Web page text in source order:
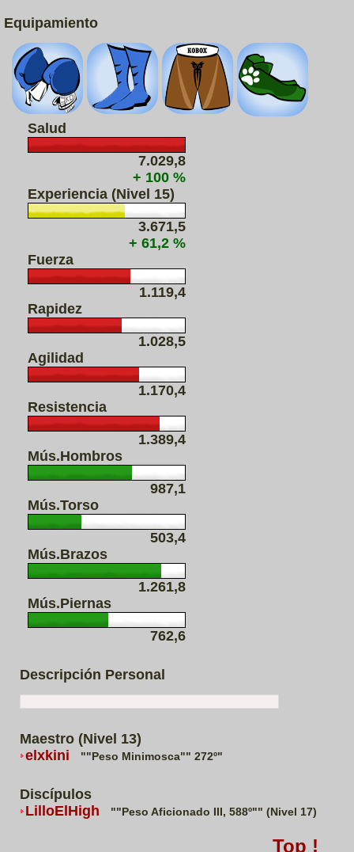
Equipamiento
Salud
7.029,8
+ 100 %
Experiencia (Nivel 15)
3.671,5
+ 61,2 %
Fuerza
1.119,4
Rapidez
1.028,5
Agilidad
1.170,4
Resistencia
1.389,4
Mús.Hombros
987,1
Mús.Torso
503,4
Mús.Brazos
1.261,8
Mús.Piernas
762,6
Descripción Personal
Maestro (Nivel 13)
elxkini
""Peso Minimosca"" 272º"
Discípulos
LilloElHigh
""Peso Aficionado III, 588º"" (Nivel 17)
Top !